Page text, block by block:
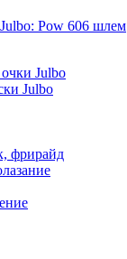
Julbo: Pow 606 шлем
Julbo
Julbo
фрирайд